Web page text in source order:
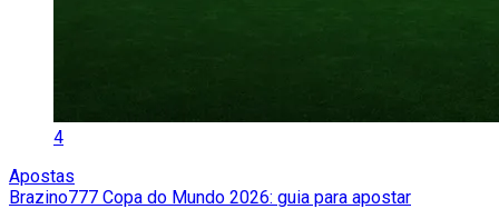
4
Apostas
Brazino777 Copa do Mundo 2026: guia para apostar